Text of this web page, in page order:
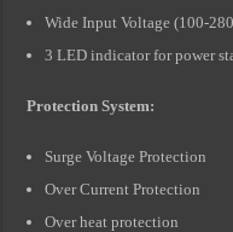
Wide Input Voltage (100-
3 LED indicator for power
Protection System:
Surge Voltage Protection
Over Current Protection
Over heat protection